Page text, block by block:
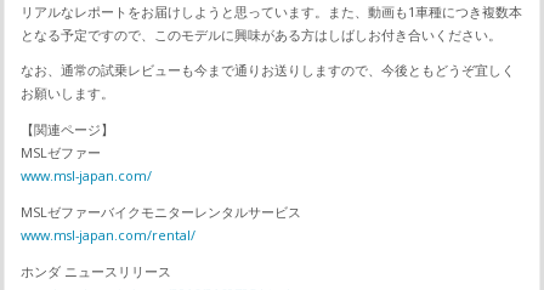
リアルなレポートをお届けしようと思っています。また、動画も1車種につき複数本
となる予定ですので、このモデルに興味がある方はしばしお付き合いください。
なお、通常の試乗レビューも今まで通りお送りしますので、今後ともどうぞ宜しく
お願いします。
【関連ページ】
MSLゼファー
www.msl-japan.com/
MSLゼファーバイクモニターレンタルサービス
www.msl-japan.com/rental/
ホンダ ニュースリリース